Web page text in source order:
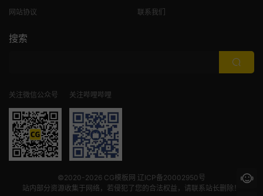
网站协议
联系我们
搜索
关注微信公众号 关注哔哩哔哩
©2020-2026 CG模板网 辽ICP备20002950号
站内部分资源收集于网络，若侵犯了您的合法权益，请联系站长删除！